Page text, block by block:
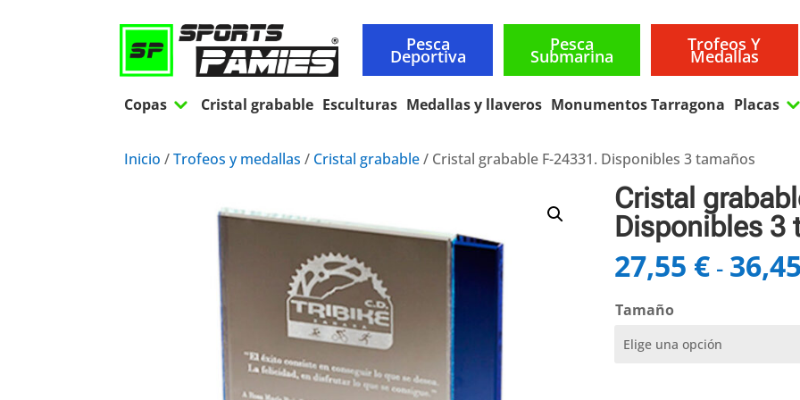
Pesca
Deportiva
Pesca
Submarina
Trofeos Y
Medallas
Copas 3 Cristal grabable Esculturas Medallas y llaveros Monumentos Tarragona Placas 3
Inicio /Trofeos y medallas / Cristal grabable/ Cristal grabable F-24331. Disponibles 3 tamaños
Cristal
Disponibles 3
27,55 € - 36,45
Tamaño